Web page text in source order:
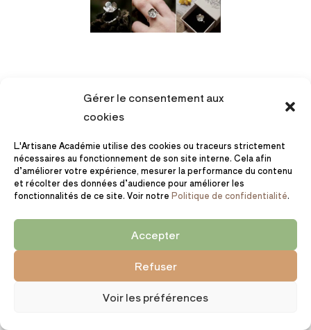
Gérer le consentement aux
cookies
L'Artisane Académie utilise des cookies ou traceurs strictement
nécessaires au fonctionnement de son site interne. Cela afin
d’améliorer votre expérience, mesurer la performance du contenu
et récolter des données d’audience pour améliorer les
fonctionnalités de ce site. Voir notre Politique de confidentialité.
Accepter
Refuser
Voir les préférences
Semaine 4 :
promouvoir ta
boutique en ligne
Onzième étape : créer
un jeu concours
Entre J22 et J29, je te conseille de